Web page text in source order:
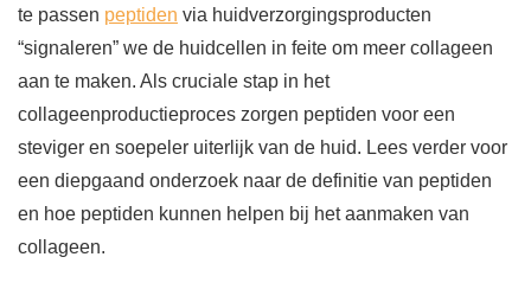
te passen peptiden via huidverzorgingsproducten
“signaleren” we de huidcellen in feite om meer collageen
aan te maken. Als cruciale stap in het
collageenproductieproces zorgen peptiden voor een
steviger en soepeler uiterlijk van de huid. Lees verder voor
een diepgaand onderzoek naar de definitie van peptiden
en hoe peptiden kunnen helpen bij het aanmaken van
collageen.